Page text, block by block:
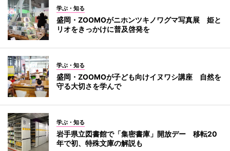
学ぶ・知る
盛岡・ZOOMOがニホンツキノワグマ写真展 姫と
リオをきっかけに普及啓発を
学ぶ・知る
盛岡・ZOOMOが子ども向けイヌワシ講座 自然を
守る大切さを学んで
学ぶ・知る
岩手県立図書館で「集密書庫」開放デー 移転20
年で初、特殊文庫の解説も